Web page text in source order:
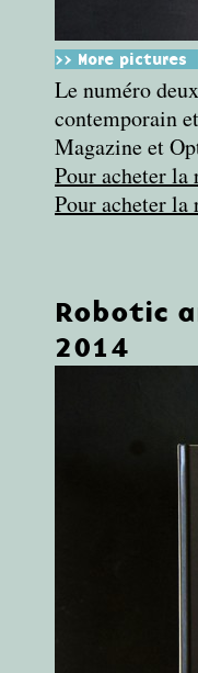
>> More pictures
Le numéro
contemporain
Magazine et
Pour acheter la
Pour acheter
Robotic
2014